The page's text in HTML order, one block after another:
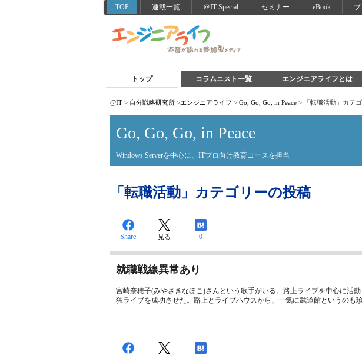
TOP 連載一覧 ＠IT Special セミナー eBook
トップ コラムニスト一覧 エンジニアライフとは
@IT > 自分戦略研究所 >エンジニアライフ > Go, Go, Go, in Peace > 「転職活動」カテ
Go, Go, Go, in Peace
Windows Serverを中心に、ITプロ向け教育コースを担当
「転職活動」カテゴリーの投稿
Share 見る 0
就職戦線異常あり
宮崎奈穂子(みやざきなほこ)さんという歌手がいる。路上ライブを中心に活
独ライブを成功させた。路上とライブハウスから、一気に武道館というのも